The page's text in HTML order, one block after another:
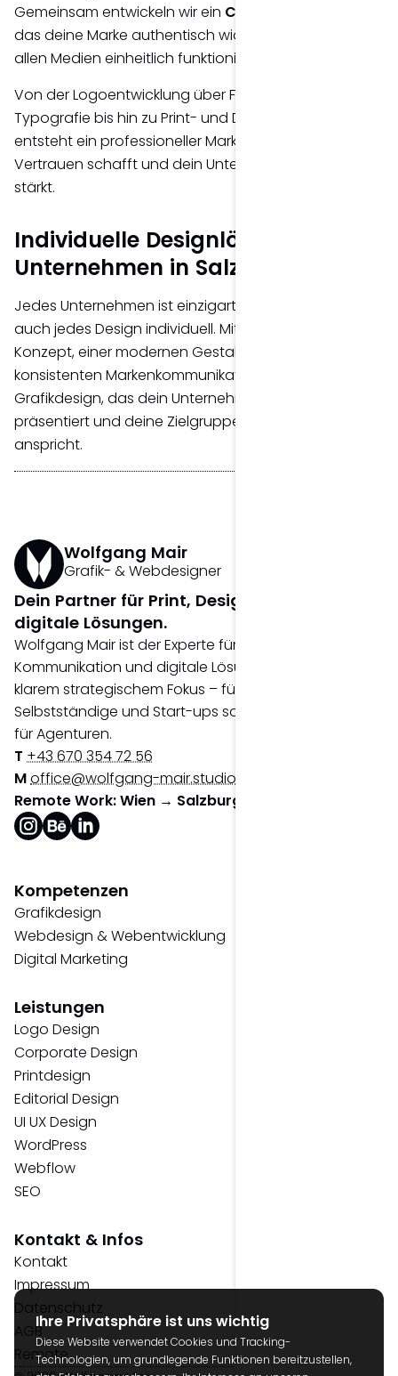
Gemeinsam entwickeln wir ein Corporate Design
das deine Marke authentisch widerspiegelt und auf
allen Medien einheitlich funktioniert.
Von der Logoentwicklung über Farben und
Typografie bis hin zu Print- und Digitalmedien
entsteht ein professioneller Markenauftritt, der
Vertrauen schafft und dein Unternehmen langfristig
stärkt.
Individuelle Designlösungen für
Unternehmen in Salzburg
Jedes Unternehmen ist einzigartig – deshalb entsteht
auch jedes Design individuell. Mit einem klaren
Konzept, einer modernen Gestaltung und einer
konsistenten Markenkommunikation entwickle ich
Grafikdesign, das dein Unternehmen professionell
präsentiert und deine Zielgruppe nachhaltig
anspricht.
Wolfgang Mair
Grafik- & Webdesigner
Dein Partner für Print, Design &
digitale Lösungen.
Wolfgang Mair ist der Experte für visuelle
Kommunikation und digitale Lösungen mit
klarem strategischem Fokus – für Unternehmen,
Selbstständige und Start-ups sowie als Partner
für Agenturen.
T +43 670 354 72 56
Moffice@wolfgang-mair.studio
Remote Work: Wien → Salzburg
Kompetenzen
Grafikdesign
Webdesign & Webentwicklung
Digital Marketing
Leistungen
Logo Design
Corporate Design
Printdesign
Editorial Design
UI UX Design
WordPress
Webflow
SEO
Kontakt & Infos
Kontakt
Impressum
Datenschutz
AGB
Remote
Ihre Privatsphäre ist uns wichtig
Diese Website verwendet Cookies und Tracking-
Technologien, um grundlegende Funktionen bereitzustellen,